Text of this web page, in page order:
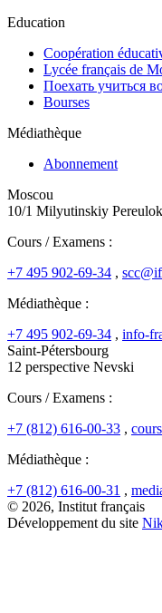
Education
Coopération
Lycée français de
Поехать учиться
Bourses
Médiathèque
Abonnement
Moscou
10/1 Milyutinskiy Pereulok
Cours / Examens :
+7 495 902-69-34 ,
Médiathèque :
+7 495 902-69-34 , info-
Saint-Pétersbourg
12 perspective Nevski
Cours / Examens :
+7 (812) 616-00-33 ,
Médiathèque :
+7 (812) 616-00-31 ,
© 2026, Institut français
Développement du site